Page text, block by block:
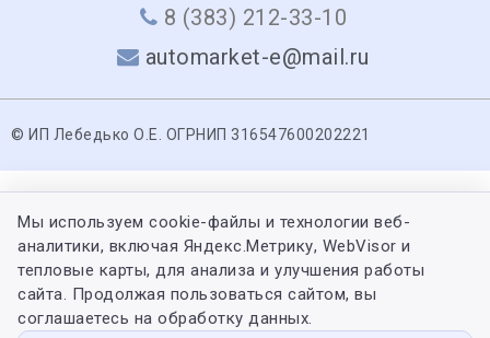
8 (383) 212-33-10
automarket-e@mail.ru
© ИП Лебедько О.Е. ОГРНИП 316547600202221
Мы используем cookie-файлы и технологии веб-
аналитики, включая Яндекс.Метрику, WebVisor и
тепловые карты, для анализа и улучшения работы
сайта. Продолжая пользоваться сайтом, вы
соглашаетесь на обработку данных.